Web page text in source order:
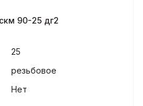
90-25 дг2
25
резьбовое
Нет